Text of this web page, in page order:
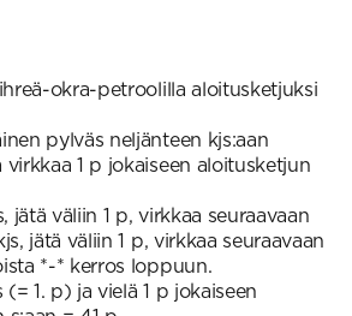
okra-petroolilla aloitusketjuksi
pylväs neljänteen kjs:aan
virkkaa 1 p jokaiseen aloitusketjun
jätä väliin 1 p, virkkaa seuraavaan
jätä väliin 1 p, virkkaa seuraavaan
*-* kerros loppuun.
1. p) ja vielä 1 p jokaiseen